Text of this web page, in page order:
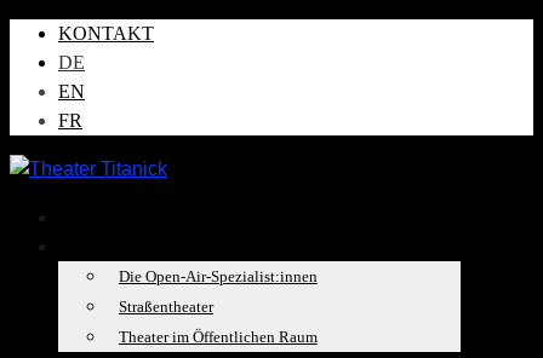
KONTAKT
DE
EN
FR
Die Open-Air-Spezialist:innen
Straßentheater
Theater im Öffentlichen Raum